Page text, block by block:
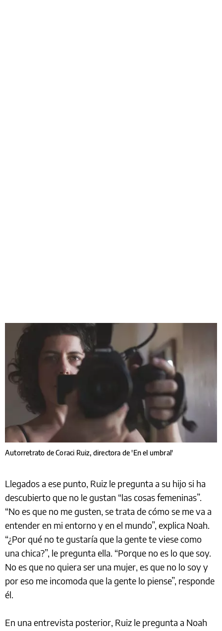
Autorretrato de Coraci Ruiz, directora de 'En el umbral'
Llegados a ese punto, Ruiz le pregunta a su hijo si ha
descubierto que no le gustan “las cosas femeninas”.
“No es que no me gusten, se trata de cómo se me va a
entender en mi entorno y en el mundo”, explica Noah.
“¿Por qué no te gustaría que la gente te viese como
una chica?”, le pregunta ella. “Porque no es lo que soy.
No es que no quiera ser una mujer, es que no lo soy y
por eso me incomoda que la gente lo piense”, responde
él.
En una entrevista posterior, Ruiz le pregunta a Noah